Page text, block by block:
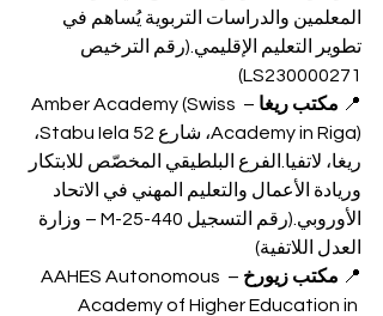
المعلمين والدراسات التربوية يُساهم في
تطوير التعليم الإقليمي.(رقم الترخيص
LS230000271)
📍 مكتب ريغا
– Amber Academy (Swiss
Academy in Riga)، شارع Stabu Iela 52،
ريغا، لاتفيا.الفرع البلطيقي المخصّص للابتكار
وريادة الأعمال والتعليم المهني في الاتحاد
الأوروبي.(رقم التسجيل M-25-440 – وزارة
العدل اللاتفية)
📍 مكتب زيورخ
– AAHES Autonomous
Academy of Higher Education in